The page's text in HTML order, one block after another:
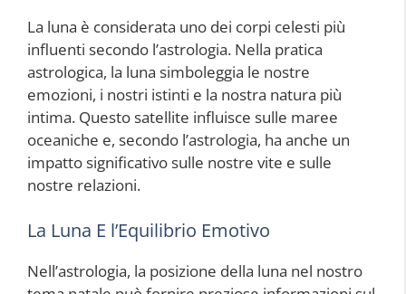
La luna è considerata uno dei corpi celesti più
influenti secondo l’astrologia. Nella pratica
astrologica, la luna simboleggia le nostre
emozioni, i nostri istinti e la nostra natura più
intima. Questo satellite influisce sulle maree
oceaniche e, secondo l’astrologia, ha anche un
impatto significativo sulle nostre vite e sulle
nostre relazioni.
La Luna E l’Equilibrio Emotivo
Nell’astrologia, la posizione della luna nel nostro